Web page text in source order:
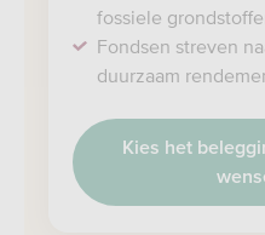
fossiele
Fondsen streven
duurzaam
Kies het